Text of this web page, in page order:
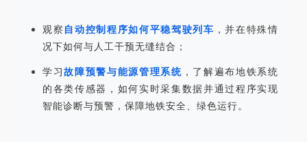
观察 自动控制程序如何平稳驾驶列车 ，并在特殊情
况下如何与人工干预无缝结合；
学习故障预警与能源管理系统 ，了解遍布地铁系统
的各类传感器，如何实时采集数据并通过程序实现
智能诊断与预警，保障地铁安全、绿色运行。